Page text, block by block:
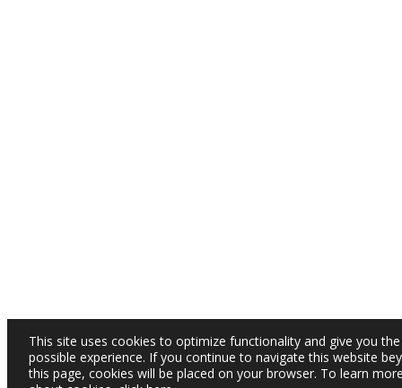
This site uses cookies to optimize functionality and give you
possible experience. If you continue to navigate this website
this page, cookies will be placed on your browser. To learn